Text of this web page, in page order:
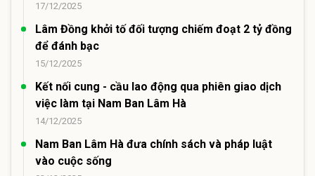
17/12/2025
Lâm Đồng khởi tố đối tượng chiếm đoạt 2 tỷ đồng
để đánh bạc
15/12/2025
Kết nối cung - cầu lao động qua phiên giao dịch
việc làm tại Nam Ban Lâm Hà
14/12/2025
Nam Ban Lâm Hà đưa chính sách và pháp luật
vào cuộc sống